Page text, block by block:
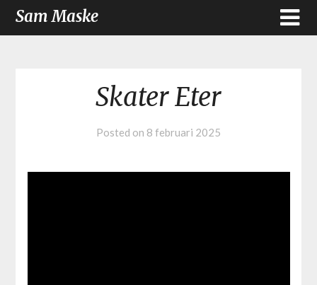
Sam Maske
Skater Eter
Posted on 8 februari 2025